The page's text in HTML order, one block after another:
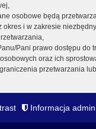
osobowe będą
okres i w zakresie
Pani prawo dostępu do
oraz ich
przetwarzania
Informacja